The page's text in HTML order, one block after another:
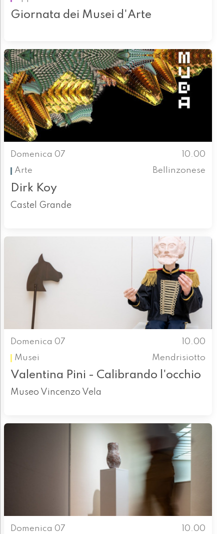
Giornata dei Musei d'Arte
Domenica 07
10.00
Arte
Bellinzonese
Dirk Koy
Castel Grande
Domenica 07
10.00
Musei
Mendrisiotto
Valentina Pini - Calibrando l'occhio
Museo Vincenzo Vela
Domenica 07
10.00